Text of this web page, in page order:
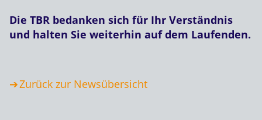
Die TBR bedanken sich für Ihr Verständnis
und halten Sie weiterhin auf dem Laufenden.
Zurück zur Newsübersicht